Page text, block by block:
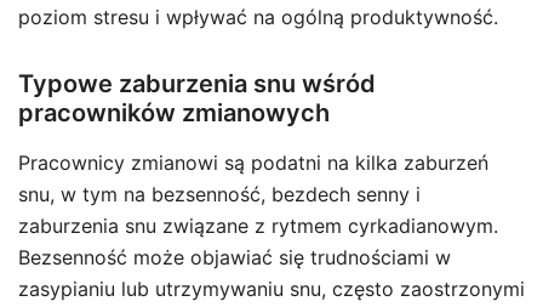
poziom stresu i wpływać na ogólną produktywność.
Typowe zaburzenia snu wśród
pracowników zmianowych
Pracownicy zmianowi są podatni na kilka zaburzeń
snu, w tym na bezsenność, bezdech senny i
zaburzenia snu związane z rytmem cyrkadianowym.
Bezsenność może objawiać się trudnościami w
zasypianiu lub utrzymywaniu snu, często zaostrzonymi